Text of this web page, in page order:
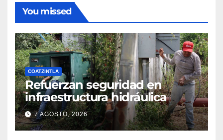
You missed
COATZINTLA
Refuerzan seguridad en
infraestructura hidráulica
7 AGOSTO, 2026